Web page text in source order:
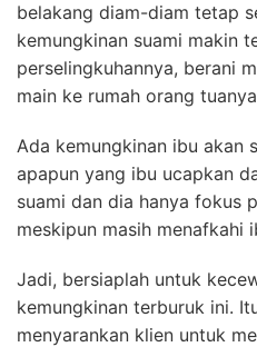
belakang diam-diam tetap
kemungkinan suami makin
perselingkuhannya, berani
main ke rumah orang
Ada kemungkinan ibu akan
apapun yang ibu ucapkan
suami dan dia hanya fokus
meskipun masih menafkahi
Jadi, bersiaplah untuk
kemungkinan terburuk ini.
menyarankan klien untuk